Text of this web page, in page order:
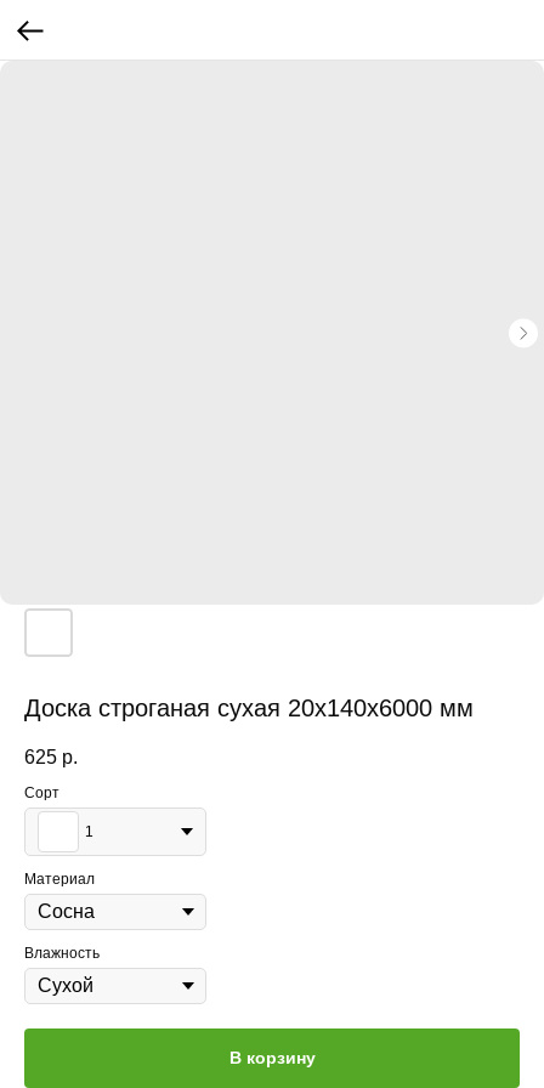
Доска строганая сухая 20x140x6000 мм
625 р.
Сорт
1
Материал
Влажность
В корзину